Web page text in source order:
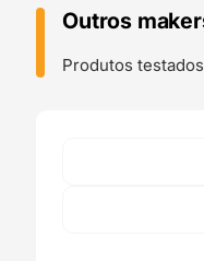
(Refill)
1kg
Arctic
Outros
Produtos